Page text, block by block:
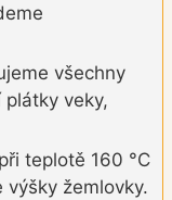
všechny
veky,
teplotě 160 °C
výšky žemlovky.